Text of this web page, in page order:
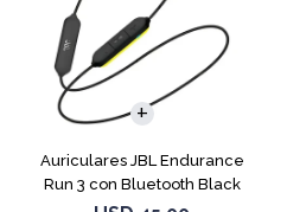
Auriculares JBL Endurance
Run 3 con Bluetooth Black